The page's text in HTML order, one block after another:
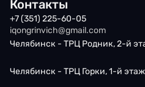
Контакты
+7 (351) 225-60-05
iqongrinvich@gmail.com
Челябинск - ТРЦ Родник, 2-й
Челябинск - ТРЦ Горки, 1-й